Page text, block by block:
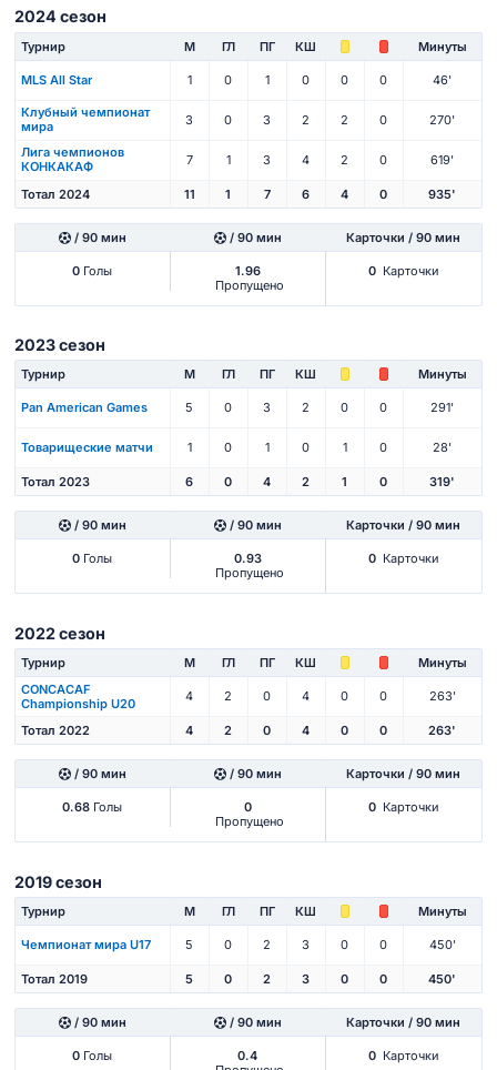
2024 сезон
Турнир М ГЛ ПГ КШ Минуты
MLS All Star 1 0 1 0 0 0 46'
Клубный чемпионат
мира
3 0 3 2 2 0 270'
Лига чемпионов
КОНКАКАФ
7 1 3 4 2 0 619'
Тотал 2024 11 1 7 6 4 0 935'
/ 90 мин / 90 мин Карточки / 90 мин
0 Голы
1.96
Пропущено
0 Карточки
2023 сезон
Турнир М ГЛ ПГ КШ Минуты
Pan American Games 5 0 3 2 0 0 291'
Товарищеские матчи 1 0 1 0 1 0 28'
Тотал 2023 6 0 4 2 1 0 319'
/ 90 мин / 90 мин Карточки / 90 мин
0 Голы
0.93
Пропущено
0 Карточки
2022 сезон
Турнир М ГЛ ПГ КШ
Минуты
CONCACAF
Championship U20
4 2 0 4 0 0 263'
Тотал 2022 4 2 0 4 0 0 263'
/ 90 мин / 90 мин Карточки / 90 мин
0.68 Голы
0
Пропущено
0 Карточки
2019 сезон
Турнир М ГЛ ПГ КШ Минуты
Чемпионат мира U17 5 0 2 3 0 0 450'
Тотал 2019 5 0 2 3 0 0 450'
/ 90 мин / 90 мин Карточки / 90 мин
0 Голы
0.4
0 Карточки